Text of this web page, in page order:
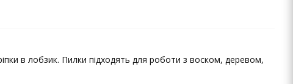
в лобзик. Пилки підходять для роботи з воском, деревом,